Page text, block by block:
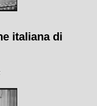
italiana di